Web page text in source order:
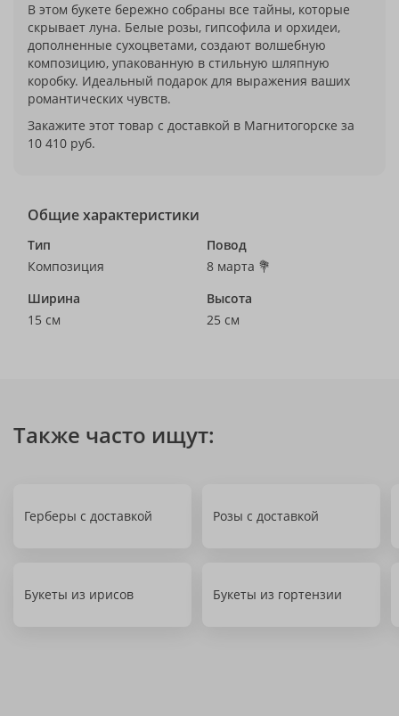
В этом букете бережно собраны все тайны, которые
скрывает луна. Белые розы, гипсофила и орхидеи,
дополненные сухоцветами, создают волшебную
композицию, упакованную в стильную шляпную
коробку. Идеальный подарок для выражения ваших
романтических чувств.
Закажите этот товар с доставкой в Магнитогорске за
10 410 руб.
Общие характеристики
Тип
Композиция
Повод
8 марта 💐
Ширина
15 см
Высота
25 см
Также часто ищут:
Герберы с доставкой Розы с доставкой
Букеты из ирисов Букеты из гортензии